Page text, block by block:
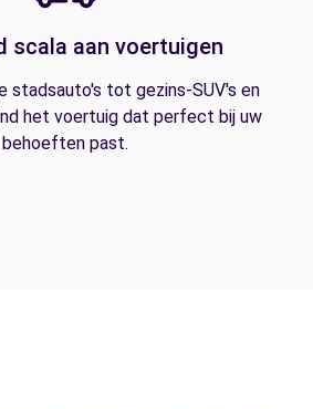
scala aan voertuigen
stadsauto's tot gezins-SUV's en
het voertuig dat perfect bij uw
behoeften past.